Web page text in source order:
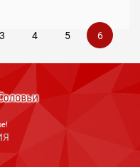
3 4 5 6